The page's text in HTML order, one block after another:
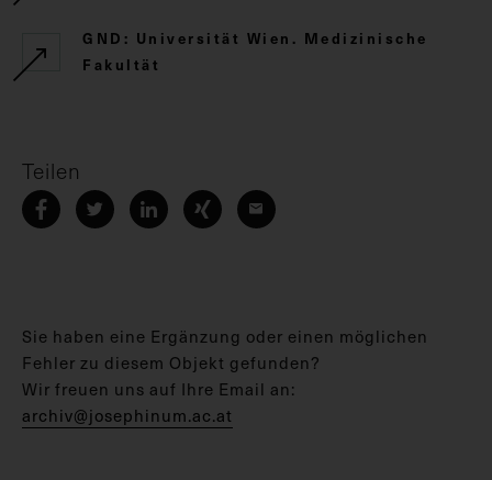
GND: Universität Wien. Medizinische
Fakultät
Teilen
Sie haben eine Ergänzung oder einen möglichen
Fehler zu diesem Objekt gefunden?
Wir freuen uns auf Ihre Email an:
archiv@josephinum.ac.at